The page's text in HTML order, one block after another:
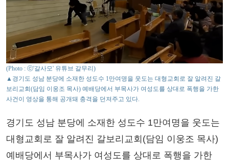
(Photo : ⓒ'갈사모' 유튜브 갈무리)
▲경기도 성남 분당에 소재한 성도수 1만여명을 웃도는 대형교회로 잘 알려진 갈
보리교회(담임 이웅조 목사) 예배당에서 부목사가 여성도를 상대로 폭행을 가한
사건이 영상을 통해 공개돼 충격을 던져주고 있다.
경기도 성남 분당에 소재한 성도수 1만여명을 웃도는
대형교회로 잘 알려진 갈보리교회(담임 이웅조 목사)
예배당에서 부목사가 여성도를 상대로 폭행을 가한